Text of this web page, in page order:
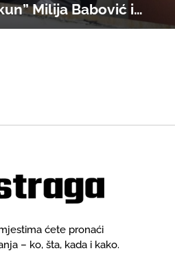
Milija Babović i
njegovo poslovanje u
ćete pronaći
– ko, šta, kada i kako.